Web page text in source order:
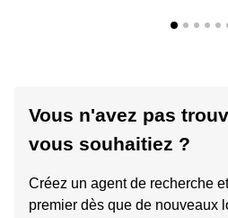
Vous n'avez pas
vous souhaitiez ?
Créez un agent de recherche
premier dès que de nouveaux